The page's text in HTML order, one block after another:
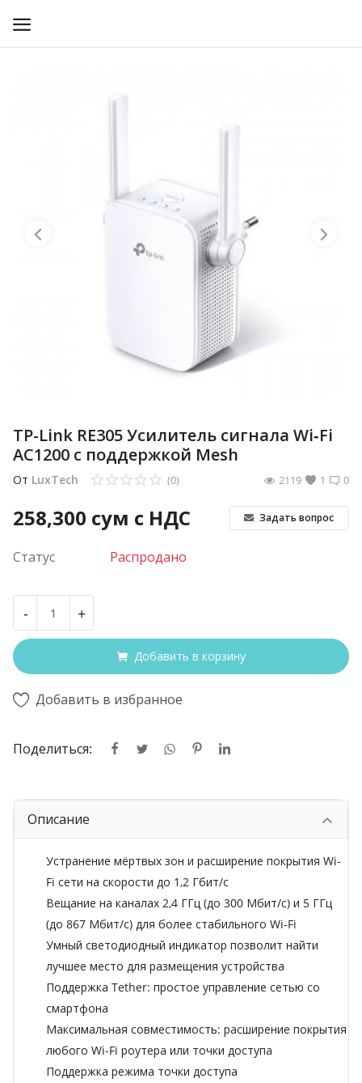
ДЛЯ ОПЕРАТОРОВ СВЯЗИ
TP-Link RE305 Усилитель сигнала Wi‑Fi
AC1200 с поддержкой Mesh
От LuxTech 0
(0) 1
2119
258,300 сум с НДС Задать вопрос
Статус Распродано
- +
Добавить в корзину
Добавить в избранное
Поделиться:
Описание
Устранение мёртвых зон и расширение покрытия Wi-
Fi сети на скорости до 1,2 Гбит/с
Вещание на каналах 2,4 ГГц (до 300 Мбит/с) и 5 ГГц
(до 867 Мбит/с) для более стабильного Wi-Fi
Умный светодиодный индикатор позволит найти
лучшее место для размещения устройства
Поддержка Tether: простое управление сетью со
смартфона
Максимальная совместимость: расширение покрытия
любого Wi-Fi роутера или точки доступа
Поддержка режима точки доступа